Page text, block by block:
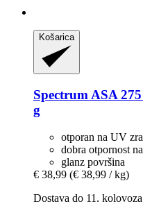
Košarica
Spectrum ASA
g
otporan na UV
dobra otpornost
glanz površina
€ 38,99 (€ 38,99 / kg)
Dostava do 11. kolovoza